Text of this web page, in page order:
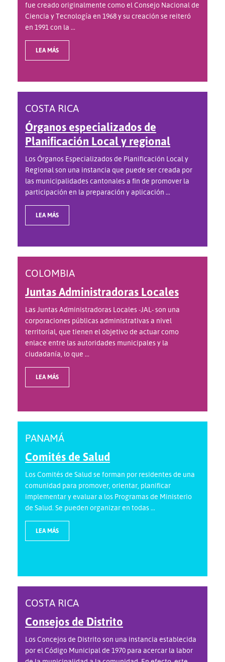
fue creado originalmente como el Consejo Nacional de
Ciencia y Tecnología en 1968 y su creación se reiteró
en 1991 con la ...
LEA MÁS
COSTA RICA
Órganos especializados de
Planificación Local y regional
Los Órganos Especializados de Planificación Local y
Regional son una instancia que puede ser creada por
las municipalidades cantonales a fin de promover la
participación en la preparación y aplicación ...
LEA MÁS
COLOMBIA
Juntas Administradoras Locales
Las Juntas Administradoras Locales -JAL- son una
corporaciones públicas administrativas a nivel
territorial, que tienen el objetivo de actuar como
enlace entre las autoridades municipales y la
ciudadanía, lo que ...
LEA MÁS
PANAMÁ
Comités de Salud
Los Comités de Salud se forman por residentes de una
comunidad para promover, orientar, planificar
implementar y evaluar a los Programas de Ministerio
de Salud. Se pueden organizar en todas ...
LEA MÁS
COSTA RICA
Consejos de Distrito
Los Concejos de Distrito son una instancia establecida
por el Código Municipal de 1970 para acercar la labor